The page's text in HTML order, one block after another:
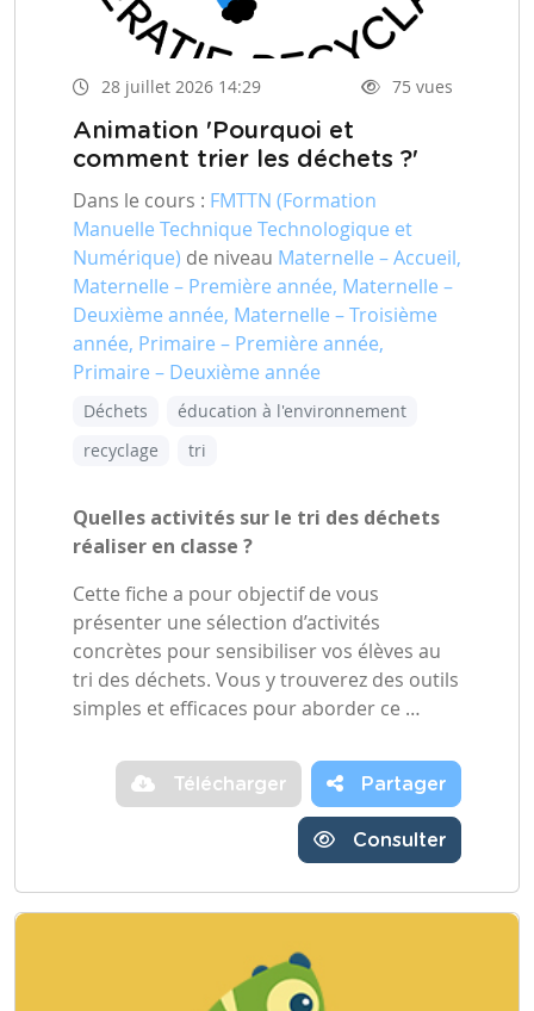
28 juillet 2026 14:29 75 vues
Animation 'Pourquoi et
comment trier les déchets ?'
Dans le cours : FMTTN (Formation
Manuelle Technique Technologique et
Numérique) de niveau Maternelle – Accueil,
Maternelle – Première année, Maternelle –
Deuxième année, Maternelle – Troisième
année, Primaire – Première année,
Primaire – Deuxième année
Déchets
éducation à l'environnement
recyclage
tri
Quelles activités sur le tri des déchets
réaliser en classe ?
Cette fiche a pour objectif de vous
présenter une sélection d’activités
concrètes pour sensibiliser vos élèves au
tri des déchets. Vous y trouverez des outils
simples et efficaces pour aborder ce …
Télécharger Partager
Consulter